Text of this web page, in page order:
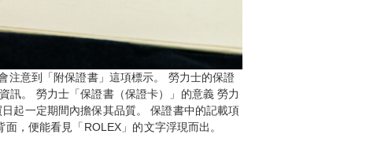
注意到「附保證書」這項標示。 勞力士的保證
訊。 勞力士「保證書（保證卡）」的意義 勞力
起一定期間內擔保其品質。 保證書中的記載項
，便能看見「ROLEX」的文字浮現而出。